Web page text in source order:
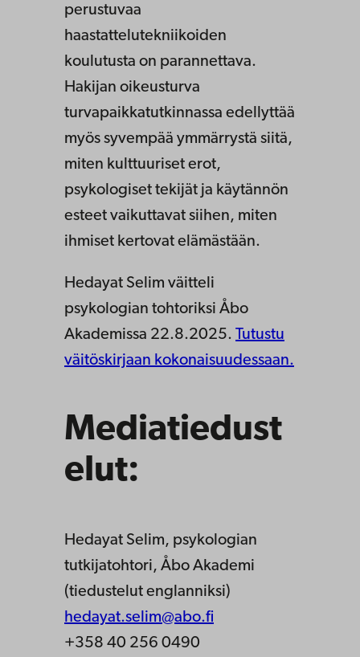
perustuvaa
haastattelutekniikoiden
koulutusta on parannettava.
Hakijan oikeusturva
turvapaikkatutkinnassa edellyttää
myös syvempää ymmärrystä siitä,
miten kulttuuriset erot,
psykologiset tekijät ja käytännön
esteet vaikuttavat siihen, miten
ihmiset kertovat elämästään.
Hedayat Selim väitteli
psykologian tohtoriksi Åbo
Akademissa 22.8.2025. Tutustu
väitöskirjaan kokonaisuudessaan.
Mediatiedust
elut:
Hedayat Selim, psykologian
tutkijatohtori, Åbo Akademi
(tiedustelut englanniksi)
hedayat.selim@abo.fi
+358 40 256 0490